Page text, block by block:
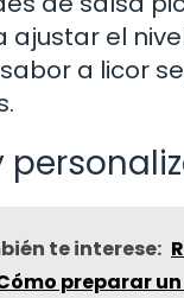
ajustar el
a licor
te interese:
preparar